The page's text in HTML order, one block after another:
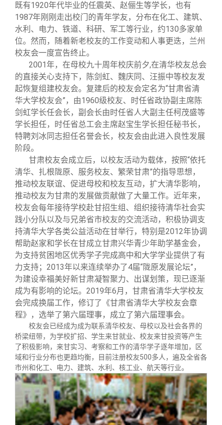
捐赠方法
义工计划
我要订阅
新媒体平台
清华故事
青春风采
校友文苑
校友讲坛
校友视界
终身学习
信息化服务
三创大赛
实用信息
校友总会
总会简介
会长致辞
总会章程
理事会名单
制度法规
联系我们
关闭
既有1920年代毕业的任震英、赵俪生等学长，也有
1987年刚刚走出校门的青年学友，分布在化工、建筑、
水利、电力、铁道、科研、军工等行业，约130多家单
位。然而，随着新老校友的工作变动和人事更迭，兰州
校友会一度宣告终止。
2001年，在母校九十周年校庆前夕,在清华校友总会
的直接关心支持下，陈剑虹、魏庆同、汪振中等校友发
起恢复组建校友会。复建后的校友会定名为“甘肃省清
华大学校友会”，由1960级校友、时任省政协副主席陈
剑虹学长任会长，副会长由时任省人大副主任柯茂盛等
学长担任，时任省总工会主席赵宝生学长担任秘书长，
特聘刘冰同志担任名誉会长，校友会由此进入良性发展
阶段。
甘肃校友会成立后，以校友活动为载体，按照“依托
清华、扎根陇原、服务校友、繁荣甘肃”的指导思想，
推动校友联谊、促进母校和校友互动，扩大清华影响，
推动校友为甘肃的发展做贡献做了大量工作。近年来，
校友会每年接待学校赴甘招生组、组织接待清华社会实
践小分队以及与兄弟省市校友的交流活动，积极协调支
持清华大学各类公益活动在甘举行，特别是2012年协调
帮助赵家和学长在甘成立甘肃兴华青少年助学基金会，
为支持贫困地区优秀学子完成高中和大学学业提供了有
力支持；2013年以来连续举办了4届“陇原发展论坛”，
为建设幸福美好新甘肃凝智聚力、出谋划策，现已逐渐
成为有影响的论坛。2019年6月，甘肃省清华大学校友
会完成换届工作，修订了《甘肃省清华大学校友会章
程》，选举了第六届理事，成立了第六届理事会。
校友会已经成为成为联系清华校友、母校以及社会各界的
桥梁纽带，为学校扩招、学生来甘就业、校友来甘投资等产生
了积极影响，来甘实习、考察和工作的清华学子逐年增加，区
域和行业分布也更趋均衡，目前注册校友500多人，遍及全省各
市州和化工、电力、建筑、水利、核工业、航天等行业。